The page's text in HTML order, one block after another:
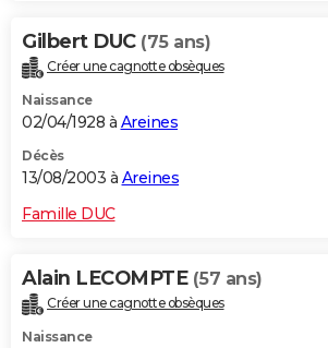
Gilbert DUC (75 ans)
Créer une cagnotte obsèques
Naissance
02/04/1928 à Areines
Décès
13/08/2003 à Areines
Famille DUC
Alain LECOMPTE (57 ans)
Créer une cagnotte obsèques
Naissance